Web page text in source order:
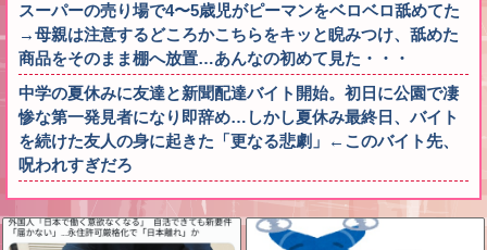
スーパーの売り場で4〜5歳児がピーマンをベロベロ舐めてた
→母親は注意するどころかこちらをキッと睨みつけ、舐めた
商品をそのまま棚へ放置…あんなの初めて見た・・・
中学の夏休みに友達と新聞配達バイト開始。初日に公園で凄
惨な第一発見者になり即辞め…しかし夏休み最終日、バイト
を続けた友人の身に起きた「更なる悲劇」←このバイト先、
呪われすぎだろ